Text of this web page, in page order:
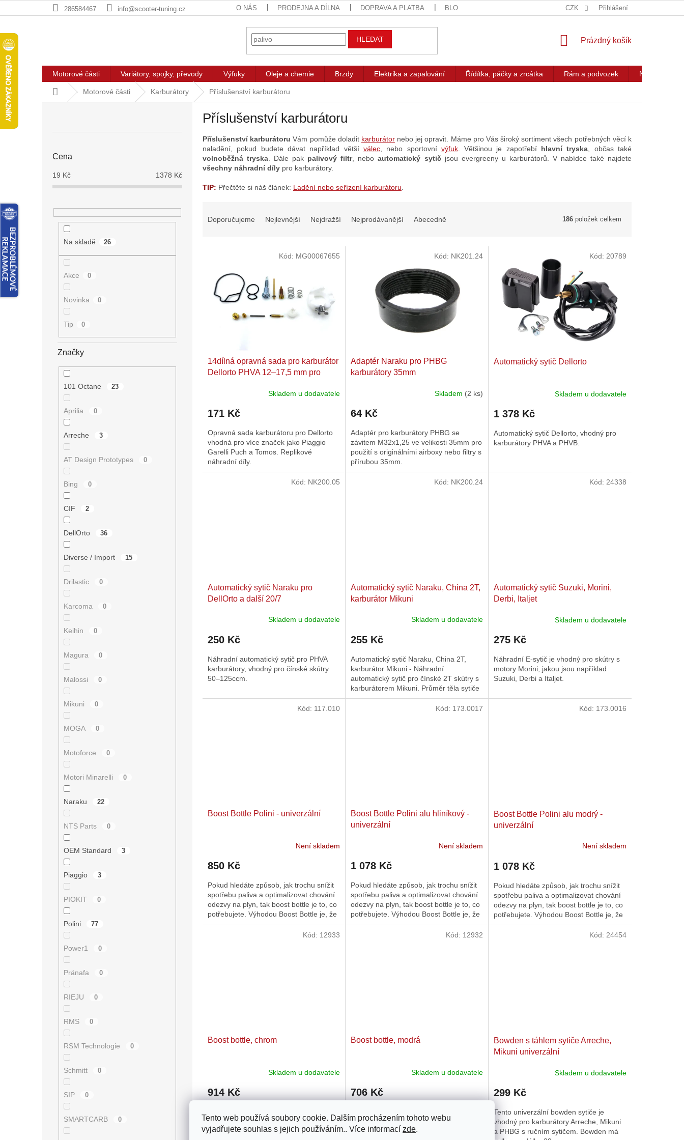
Tento web používá soubory cookie. Dalším procházením tohoto webu
vyjadřujete souhlas s jejich používáním.. Více informací zde.
na
286584467 info@scooter-tuning.cz O NÁS PRODEJNA A DÍLNA DOPRAVA A PLATBA BLOG CZK Přihlášení
HLEDAT
NÁKUPNÍ
Prázdný košík
Motorové části Variátory, spojky, převody Výfuky Oleje a chemie Brzdy Elektrika a zapalování Řídítka, páčky a zrcátka Rám a podvozek Nářadí a
Domů Motorové části Karburátory Příslušenství karburátoru
Cena
19 Kč 1378 Kč
Na skladě 26
Akce 0
Novinka 0
Tip 0
Značky
101 Octane 23
Aprilia 0
Arreche 3
AT Design Prototypes 0
Bing 0
CIF 2
DellOrto 36
Diverse / Import 15
Drilastic 0
Karcoma 0
Keihin 0
Magura 0
Malossi 0
Mikuni 0
MOGA 0
Motoforce 0
Motori Minarelli 0
Naraku 22
NTS Parts 0
OEM Standard 3
Piaggio 3
PIOKIT 0
Polini 77
Power1 0
Pränafa 0
RIEJU 0
RMS 0
RSM Technologie 0
Schmitt 0
SIP 0
SMARTCARB 0
Příslušenství karburátoru
Příslušenství karburátoru Vám pomůže doladit karburátornebo jej opravit. Máme pro Vás široký sortiment všech potřebných věcí k
naladění, pokud budete dávat například větší válec, nebo sportovní výfuk. Většinou je zapotřebíhlavní tryska , občas také
volnoběžná tryska . Dále pak palivový filtr, neboautomatický sytičjsou evergreeny u karburátorů. V nabídce také najdete
všechny náhradní díly pro karburátory.
TIP: Přečtěte si náš článek: Ladění nebo seřízení karburátoru
Doporučujeme Nejlevnější Nejdražší Nejprodávanější Abecedně 186 položek celkem
14dílná opravná sada pro karburátor
Dellorto PHVA 12–17,5 mm pro
Skladem u dodavatele
171 Kč
Opravná sada karburátoru pro Dellorto
vhodná pro více značek jako Piaggio
Garelli Puch a Tomos. Replikové
náhradní díly.
Kód: MG00067655
Adaptér Naraku pro PHBG
karburátory 35mm
Skladem (2 ks)
64 Kč
Adaptér pro karburátory PHBG se
závitem M32x1,25 ve velikosti 35mm pro
použití s originálními airboxy nebo filtry s
přírubou 35mm.
Kód: NK201.24
Automatický sytič Dellorto
produktu
5,0
z
Skladem u dodavatele
1 378 Kč
Automatický sytič Dellorto, vhodný pro
karburátory PHVA a PHVB.
Kód: 20789
Automatický sytič Naraku pro
DellOrto a další 20/7
produktu
5,0
z
5
Skladem u dodavatele
250 Kč
Náhradní automatický sytič pro PHVA
karburátory, vhodný pro čínské skútry
50–125ccm.
Kód: NK200.05
Automatický sytič Naraku, China 2T,
karburátor Mikuni
produktu
4,7
z
5
hvězdiček.
Skladem u dodavatele
255 Kč
Automatický sytič Naraku, China 2T,
karburátor Mikuni - Náhradní
automatický sytič pro čínské 2T skútry s
karburátorem Mikuni. Průměr těla sytiče
je 21 mm a průměr válečku je 8...
Kód: NK200.24
Automatický sytič Suzuki, Morini,
Derbi, Italjet
Skladem u dodavatele
275 Kč
Náhradní E-sytič je vhodný pro skútry s
motory Morini, jakou jsou například
Suzuki, Derbi a Italjet.
Kód: 24338
Boost Bottle Polini - univerzální
Není skladem
850 Kč
Pokud hledáte způsob, jak trochu snížit
spotřebu paliva a optimalizovat chování
odezvy na plyn, tak boost bottle je to, co
potřebujete. Výhodou Boost Bottle je, že
směs již není...
Kód: 117.010
Boost Bottle Polini alu hliníkový -
univerzální
Není skladem
1 078 Kč
Pokud hledáte způsob, jak trochu snížit
spotřebu paliva a optimalizovat chování
odezvy na plyn, tak boost bottle je to, co
potřebujete. Výhodou Boost Bottle je, že
směs již není...
Kód: 173.0017
Boost Bottle Polini alu modrý -
univerzální
Není skladem
1 078 Kč
Pokud hledáte způsob, jak trochu snížit
spotřebu paliva a optimalizovat chování
odezvy na plyn, tak boost bottle je to, co
potřebujete. Výhodou Boost Bottle je, že
směs již není...
Kód: 173.0016
Boost bottle, chrom
Skladem u dodavatele
914 Kč
spotřebu paliva a optimalizovat chování
odezvy na plyn, tak boost bottle je to, co
Kód: 12933
Boost bottle, modrá
Skladem u dodavatele
706 Kč
spotřebu paliva a optimalizovat chování
odezvy na plyn, tak boost bottle je to, co
Kód: 12932
Bowden s táhlem sytiče Arreche,
Mikuni univerzální
Skladem u dodavatele
299 Kč
Tento univerzální bowden sytiče je
vhodný pro karburátory Arreche, Mikuni
a PHBG s ručním sytičem. Bowden má
Kód: 24454